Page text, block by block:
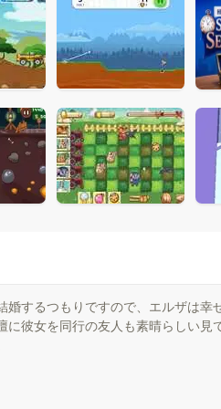
婚するつもりですので、エルザは
に彼女を同行の友人も素晴らしい